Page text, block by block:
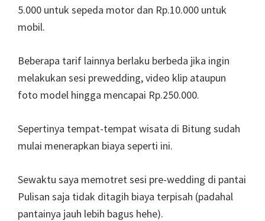
5.000 untuk sepeda motor dan Rp.10.000 untuk
mobil.
Beberapa tarif lainnya berlaku berbeda jika ingin
melakukan sesi prewedding, video klip ataupun
foto model hingga mencapai Rp.250.000.
Sepertinya tempat-tempat wisata di Bitung sudah
mulai menerapkan biaya seperti ini.
Sewaktu saya memotret sesi pre-wedding di pantai
Pulisan saja tidak ditagih biaya terpisah (padahal
pantainya jauh lebih bagus hehe).